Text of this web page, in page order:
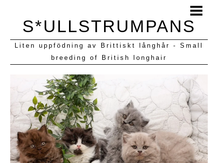
BLOGG
KULLAR VI HAFT
S*ULLSTRUMPANS
Liten uppfödning av Brittiskt långhår - Small
breeding of British longhair